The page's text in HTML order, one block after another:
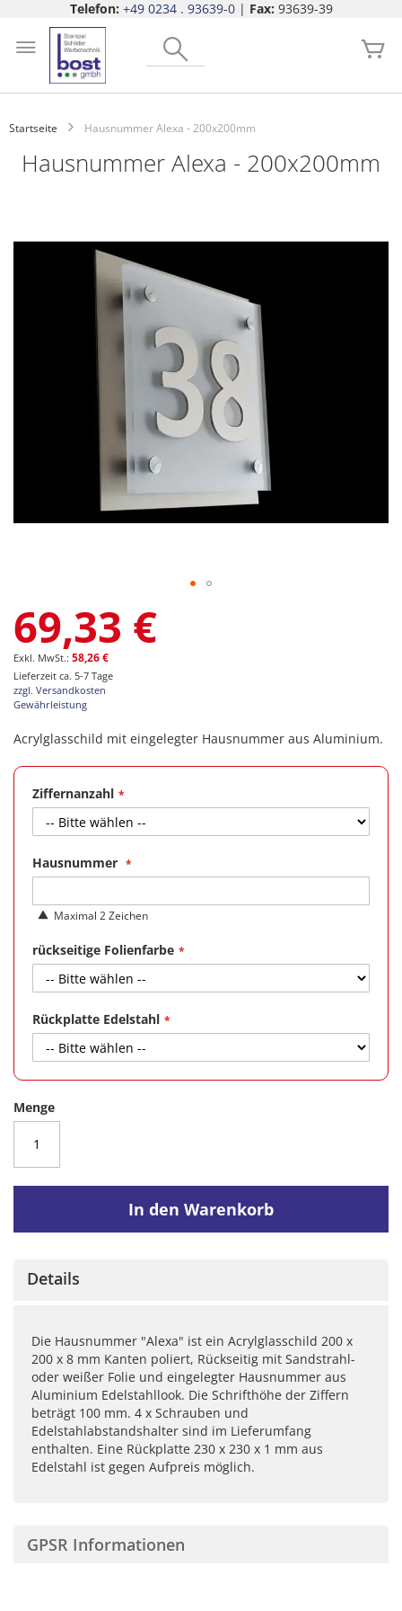
Telefon: +49 0234 . 93639-0| Fax: 93639-39
springen
Startseite Hausnummer Alexa - 200x200mm
Hausnummer Alexa - 200x200mm
der
Anfang
der
Bildgalerie
springen
69,33 €
58,26 €
Lieferzeit ca. 5-7 Tage
zzgl. Versandkosten
Gewährleistung
Acrylglasschild mit eingelegter Hausnummer aus Aluminium.
Ziffernanzahl
Hausnummer
Maximal 2 Zeichen
rückseitige Folienfarbe
Rückplatte Edelstahl
Menge
In den Warenkorb
Details
Die Hausnummer "Alexa" ist ein Acrylglasschild 200 x
200 x 8 mm Kanten poliert, Rückseitig mit Sandstrahl-
oder weißer Folie und eingelegter Hausnummer aus
Aluminium Edelstahllook. Die Schrifthöhe der Ziffern
beträgt 100 mm. 4 x Schrauben und
Edelstahlabstandshalter sind im Lieferumfang
enthalten. Eine Rückplatte 230 x 230 x 1 mm aus
Edelstahl ist gegen Aufpreis möglich.
GPSR Informationen